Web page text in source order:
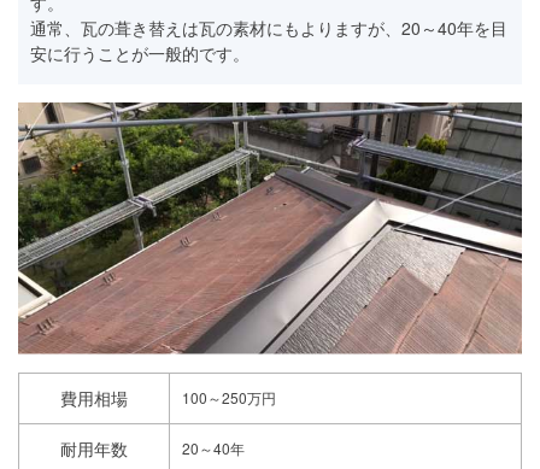
通常、瓦の葺き替えは瓦の素材にもよりますが、20～40年を目
安に行うことが一般的です。
費用相場 100～250万円
耐用年数 20～40年